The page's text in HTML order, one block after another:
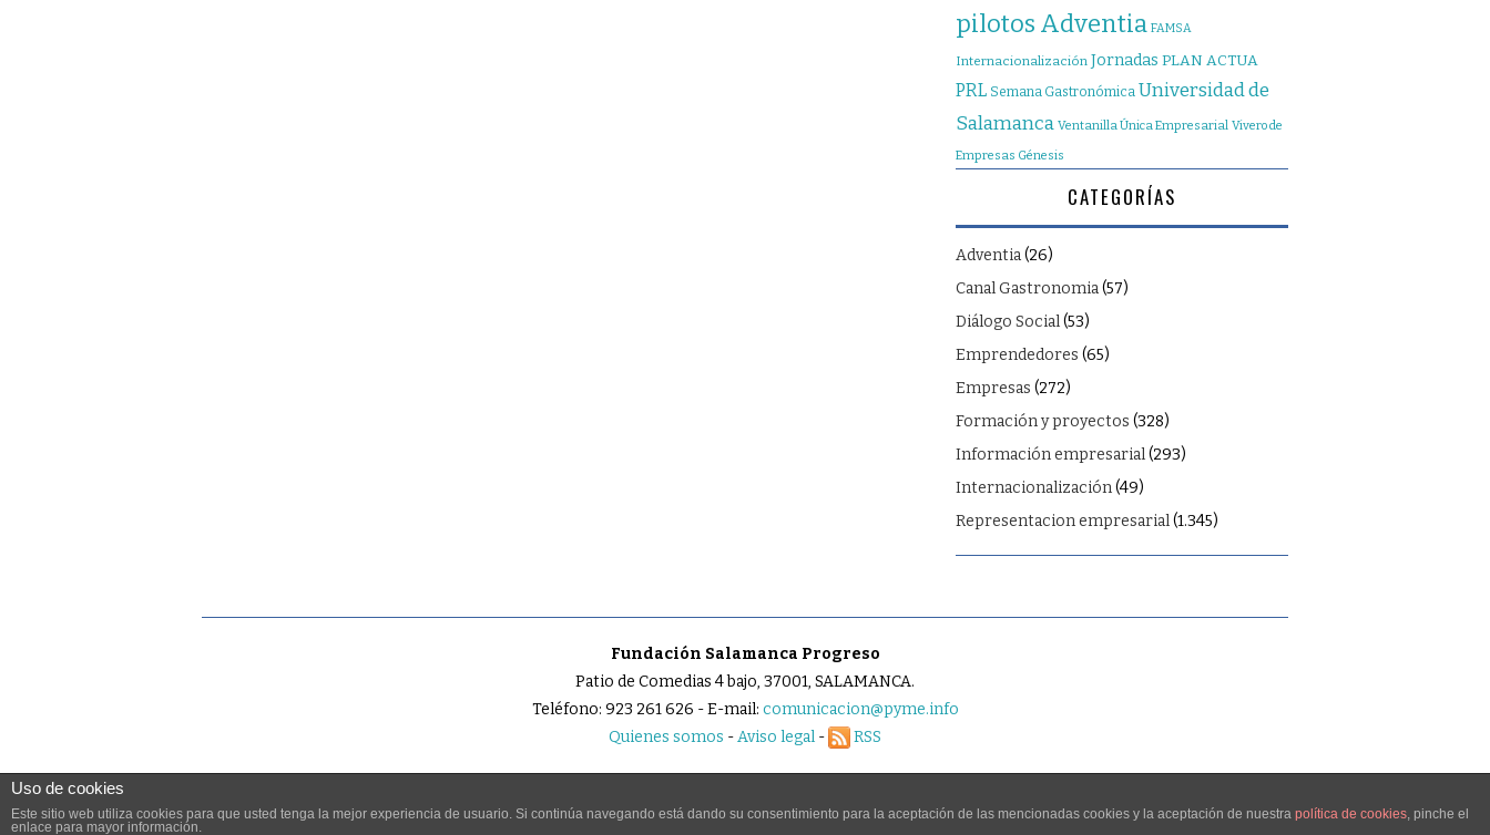
pilotos Adventia FAMSA
Internacionalización Jornadas PLAN ACTUA
PRL Semana Gastronómica Universidad de
Salamanca Ventanilla Única Empresarial Vivero de
Empresas Génesis
CATEGORÍAS
Adventia(26)
Canal Gastronomia(57)
Diálogo Social(53)
Emprendedores (65)
Empresas (272)
Formación y proyectos (328)
Información empresarial(293)
Internacionalización(49)
Representacion empresarial(1.345)
Fundación Salamanca Progreso
Patio de Comedias 4 bajo, 37001, SALAMANCA.
Teléfono: 923 261 626 - E-mail: comunicacion@pyme.info
Quienes somos -Aviso legal - RSS
Uso de cookies
Este sitio web utiliza cookies para que usted tenga la mejor experiencia de usuario. Si continúa navegando está dando su consentimiento para la aceptación de las mencionadas cookies y la aceptación de nuestra política de cookies, pinche el
enlace para mayor información.